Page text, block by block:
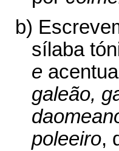
b)
sílaba
e
galeão,
poleeiro,